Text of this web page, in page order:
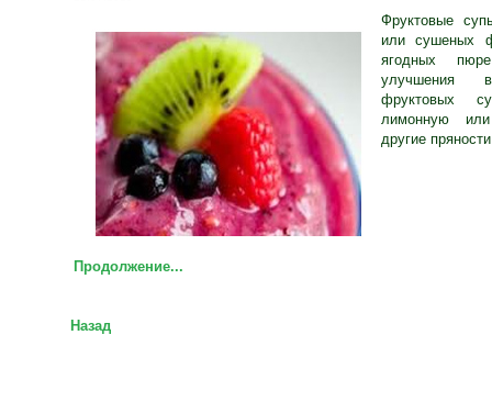
Фруктовые
или сушеных
ягодных
улучшения
фруктовых
лимонную
другие
Продолжение...
Назад